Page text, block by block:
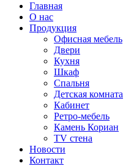
Главная
О нас
Продукция
Офисная мебель
Двери
Кухня
Шкаф
Спальня
Детская комната
Кабинет
Ретро-мебель
Камень Кориан
TV стена
Новости
Контакт